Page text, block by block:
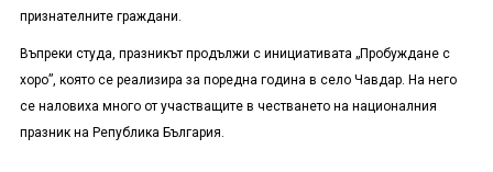
признателните граждани.
Въпреки студа, празникът продължи с инициативата „Пробуждане с
хоро”, която се реализира за поредна година в село Чавдар. На него
се наловиха много от участващите в честването на националния
празник на Република България.